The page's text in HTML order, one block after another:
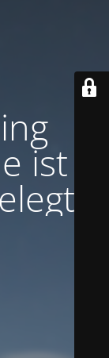
ist